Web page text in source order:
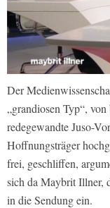
Der
„grandiosen Typ“,
redegewandte Juso-
Hoffnungsträger
frei, geschliffen,
sich da Maybrit Illner,
in die Sendung ein.